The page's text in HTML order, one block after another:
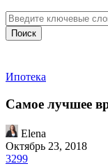
Поиск
Ипотека
Самое лучшее
Elena
Октябрь 23, 2018
3299